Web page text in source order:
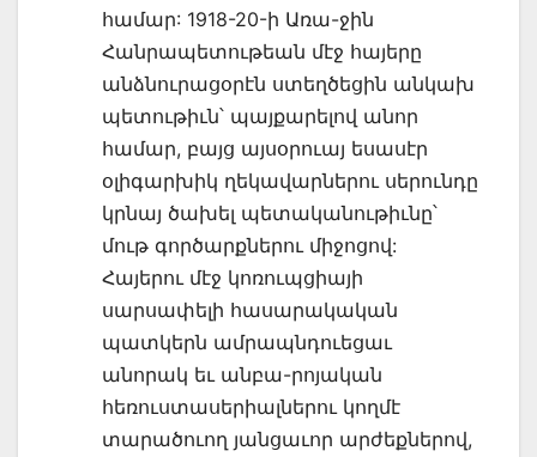
համար: 1918-20-ի Առա-ջին
Հանրապետութեան մէջ հայերը
անձնուրացօրէն ստեղծեցին անկախ
պետութիւն՝ պայքարելով անոր
համար, բայց այսօրուայ եսասէր
օլիգարխիկ ղեկավարներու սերունդը
կրնայ ծախել պետականութիւնը՝
մութ գործարքներու միջոցով:
Հայերու մէջ կոռուպցիայի
սարսափելի հասարակական
պատկերն ամրապնդուեցաւ
անորակ եւ անբա-րոյական
հեռուստասերիալներու կողմէ
տարածուող յանցաւոր արժեքներով,